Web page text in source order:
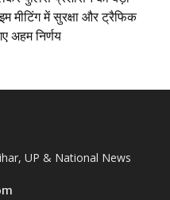
मीटिंग में सुरक्षा और ट्रैफिक
अहम निर्णय
UP & National News